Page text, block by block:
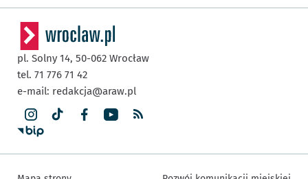
pl. Solny 14, 50-062 Wrocław
tel. 71 776 71 42
e-mail: redakcja@araw.pl